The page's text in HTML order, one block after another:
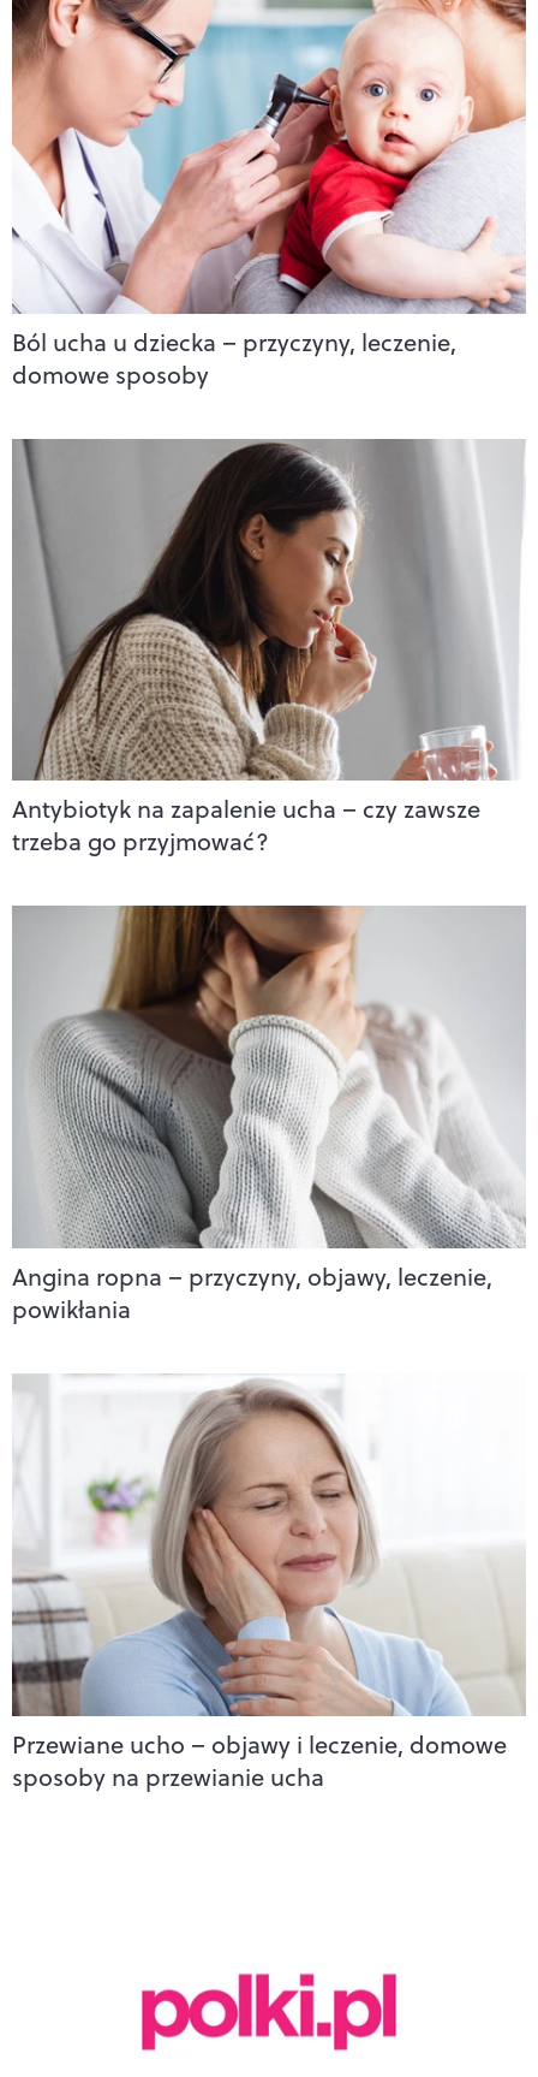
Ból ucha u dziecka – przyczyny, leczenie,
domowe sposoby
Antybiotyk na zapalenie ucha – czy zawsze
trzeba go przyjmować?
Angina ropna – przyczyny, objawy, leczenie,
powikłania
Przewiane ucho – objawy i leczenie, domowe
sposoby na przewianie ucha